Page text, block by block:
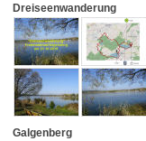
Dreiseenwanderung
Galgenberg